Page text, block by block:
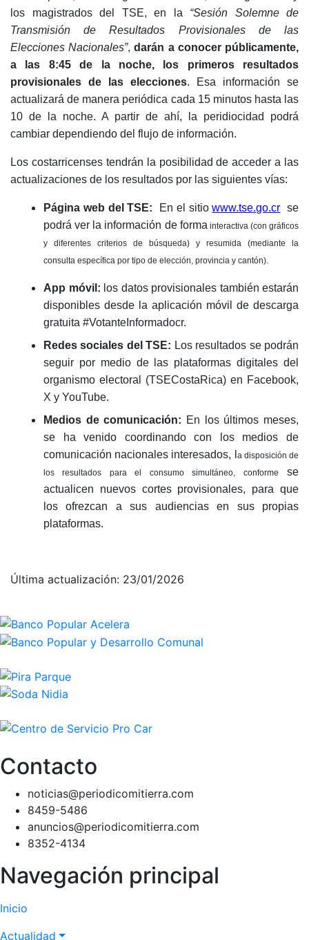
los magistrados del TSE, en la “Sesión Solemne de
Transmisión de Resultados Provisionales de las
Elecciones Nacionales”,darán a conocer públicamente,
a las 8:45 de la noche, los primeros resultados
provisionales de las elecciones. Esa información se
actualizará de manera periódica cada 15 minutos hasta las
10 de la noche. A partir de ahí, la peridiocidad podrá
cambiar dependiendo del flujo de información.
Los costarricenses tendrán la posibilidad de acceder a las
actualizaciones de los resultados por las siguientes vías:
Página web del TSE: En el sitiowww.tse.go.cr se
podrá ver la información de forma interactiva (con gráficos
y diferentes criterios de búsqueda) y resumida (mediante la
consulta específica por tipo de elección, provincia y cantón).
App móvil: los datos provisionales también estarán
disponibles desde la aplicación móvil de descarga
gratuita #VotanteInformadocr.
Redes sociales del TSE: Los resultados se podrán
seguir por medio de las plataformas digitales del
organismo electoral (TSECostaRica) en Facebook,
X y YouTube.
Medios de comunicación: En los últimos meses,
se ha venido coordinando con los medios de
comunicación nacionales interesados, l
a disposición de
los resultados para el consumo simultáneo, conforme
se
actualicen nuevos cortes provisionales, para que
los ofrezcan a sus audiencias en sus propias
plataformas.
Última actualización: 23/01/2026
Contacto
noticias@periodicomitierra.com
8459-5486
anuncios@periodicomitierra.com
8352-4134
Navegación principal
Inicio
Actualidad